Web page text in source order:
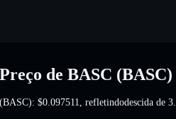
de BASC (BASC)
$0.097511 , refletindodescida de